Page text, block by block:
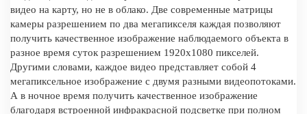
видео на карту, но не в облако. Две современные матрицы
камеры разрешением по два мегапикселя каждая позволяют
получить качественное изображение наблюдаемого объекта в
разное время суток разрешением 1920x1080 пикселей.
Другими словами, каждое видео представляет собой 4
мегапиксельное изображение с двумя разными видеопотоками.
А в ночное время получить качественное изображение
благодаря встроенной инфракрасной подсветке при полном